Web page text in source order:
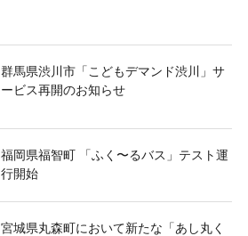
群馬県渋川市「こどもデマンド渋川」サ
ービス再開のお知らせ
福岡県福智町 「ふく〜るバス」テスト運
行開始
宮城県丸森町において新たな「あし丸く